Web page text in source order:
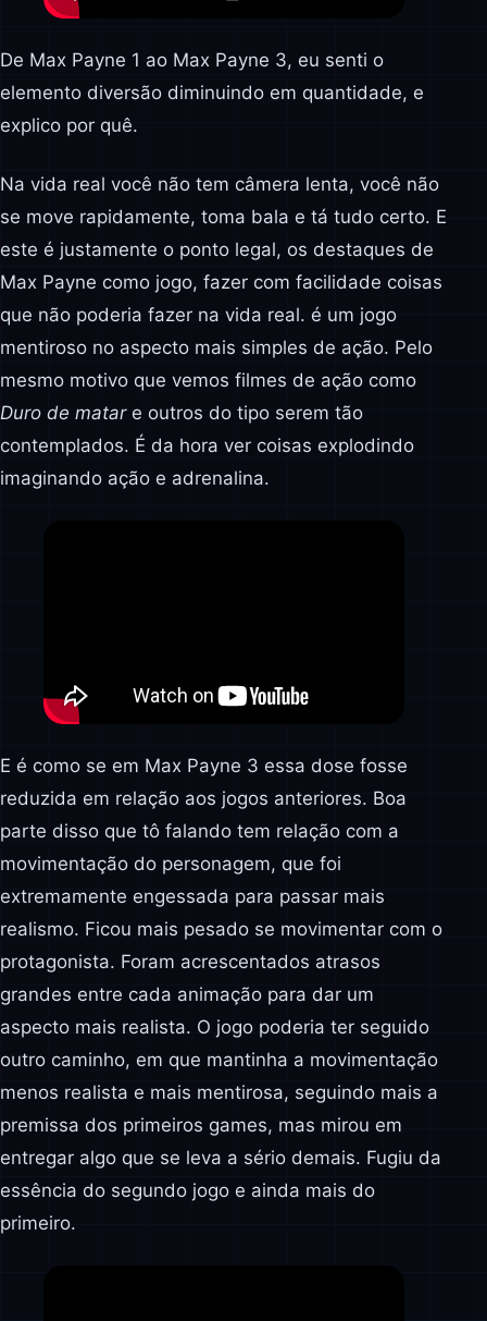
De Max Payne 1 ao Max Payne 3, eu senti o
elemento diversão diminuindo em quantidade, e
explico por quê.
Na vida real você não tem câmera lenta, você não
se move rapidamente, toma bala e tá tudo certo. E
este é justamente o ponto legal, os destaques de
Max Payne como jogo, fazer com facilidade coisas
que não poderia fazer na vida real. é um jogo
mentiroso no aspecto mais simples de ação. Pelo
mesmo motivo que vemos filmes de ação como
Duro de matar e outros do tipo serem tão
contemplados. É da hora ver coisas explodindo
imaginando ação e adrenalina.
E é como se em Max Payne 3 essa dose fosse
reduzida em relação aos jogos anteriores. Boa
parte disso que tô falando tem relação com a
movimentação do personagem, que foi
extremamente engessada para passar mais
realismo. Ficou mais pesado se movimentar com o
protagonista. Foram acrescentados atrasos
grandes entre cada animação para dar um
aspecto mais realista. O jogo poderia ter seguido
outro caminho, em que mantinha a movimentação
menos realista e mais mentirosa, seguindo mais a
premissa dos primeiros games, mas mirou em
entregar algo que se leva a sério demais. Fugiu da
essência do segundo jogo e ainda mais do
primeiro.